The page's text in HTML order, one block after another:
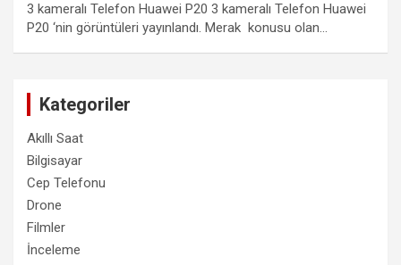
3 kameralı Telefon Huawei P20 3 kameralı Telefon Huawei
P20 ‘nin görüntüleri yayınlandı. Merak konusu olan…
Kategoriler
Akıllı Saat
Bilgisayar
Cep Telefonu
Drone
Filmler
İnceleme